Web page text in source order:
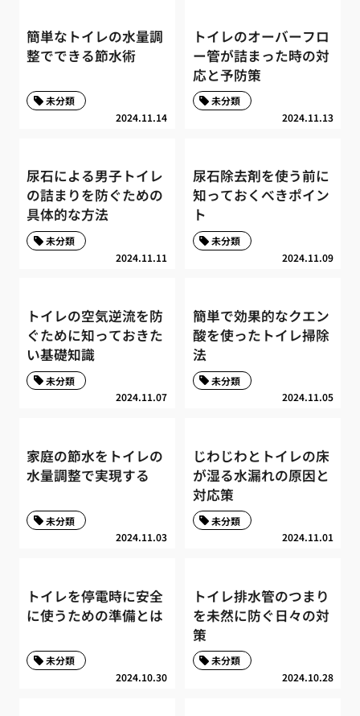
簡単なトイレの水量調
整でできる節水術
2024.11.14
未分類
トイレのオーバーフロ
ー管が詰まった時の対
応と予防策
2024.11.13
未分類
尿石による男子トイレ
の詰まりを防ぐための
具体的な方法
2024.11.11
未分類
尿石除去剤を使う前に
知っておくべきポイン
ト
2024.11.09
未分類
トイレの空気逆流を防
ぐために知っておきた
い基礎知識
2024.11.07
未分類
簡単で効果的なクエン
酸を使ったトイレ掃除
法
2024.11.05
未分類
家庭の節水をトイレの
水量調整で実現する
2024.11.03
未分類
じわじわとトイレの床
が湿る水漏れの原因と
対応策
2024.11.01
未分類
トイレを停電時に安全
に使うための準備とは
2024.10.30
未分類
トイレ排水管のつまり
を未然に防ぐ日々の対
策
2024.10.28
未分類